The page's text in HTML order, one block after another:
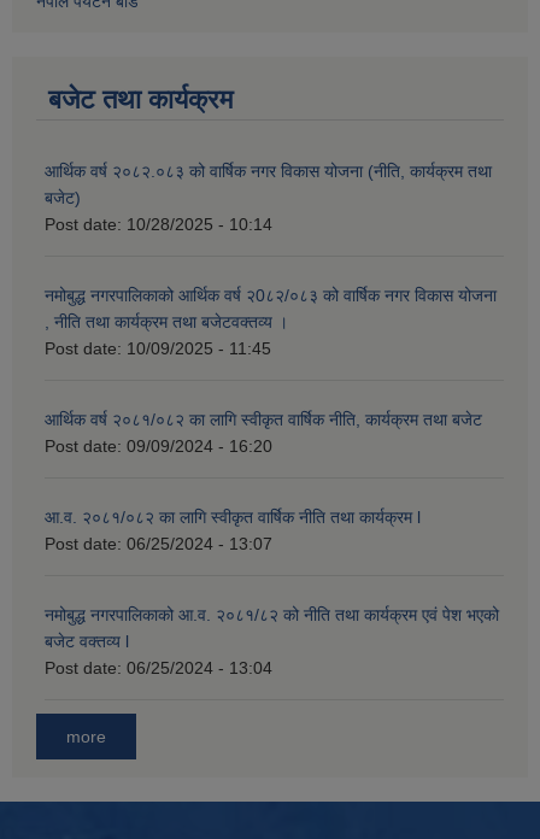
बजेट तथा कार्यक्रम
आर्थिक वर्ष २०८२.०८३ को वार्षिक नगर विकास योजना (नीति, कार्यक्रम तथा
बजेट)
Post date: 10/28/2025 - 10:14
नमोबुद्ध नगरपालिकाको आर्थिक वर्ष २0८२/०८३ को वार्षिक नगर विकास योजना
, नीति तथा कार्यक्रम तथा बजेटवक्तव्य ।
Post date: 10/09/2025 - 11:45
आर्थिक वर्ष २०८१/०८२ का लागि स्वीकृत वार्षिक नीति, कार्यक्रम तथा बजेट
Post date: 09/09/2024 - 16:20
आ.व. २०८१/०८२ का लागि स्वीकृत वार्षिक नीति तथा कार्यक्रम l
Post date: 06/25/2024 - 13:07
नमोबुद्ध नगरपालिकाको आ‍.व. २०८१/८२ को नीति तथा कार्यक्रम एवं पेश भएको
बजेट वक्तव्य l
Post date: 06/25/2024 - 13:04
more